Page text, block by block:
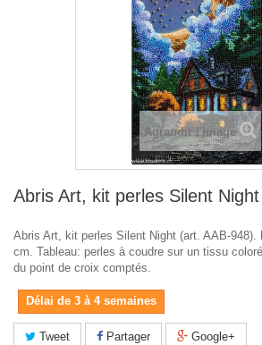
Agrandir l'image
Abris Art, kit perles Silent
Abris Art, kit perles Silent Night (art. AAB-948).
cm. Tableau: perles à coudre sur un tissu
du point de croix comptés.
Délai de 3 à 4 semaines
Tweet Partager Google+